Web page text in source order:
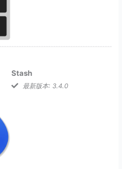
Stash
最新版本: 3.4.0